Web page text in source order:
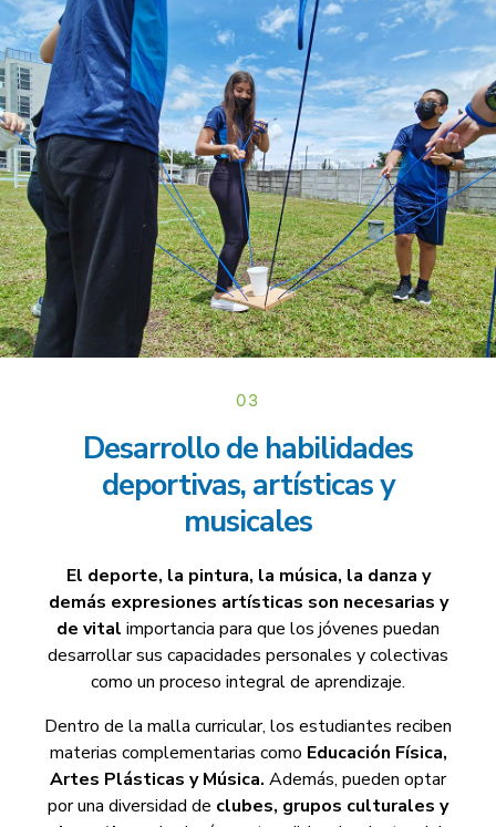
03
Desarrollo de habilidades
deportivas, artísticas y
musicales
El deporte, la pintura, la música, la danza y
demás expresiones artísticas son necesarias y
de vital importancia para que los jóvenes puedan
desarrollar sus capacidades personales y colectivas
como un proceso integral de aprendizaje.
Dentro de la malla curricular, los estudiantes reciben
materias complementarias como Educación Física,
Artes Plásticas y Música. Además, pueden optar
por una diversidad de clubes, grupos culturales y